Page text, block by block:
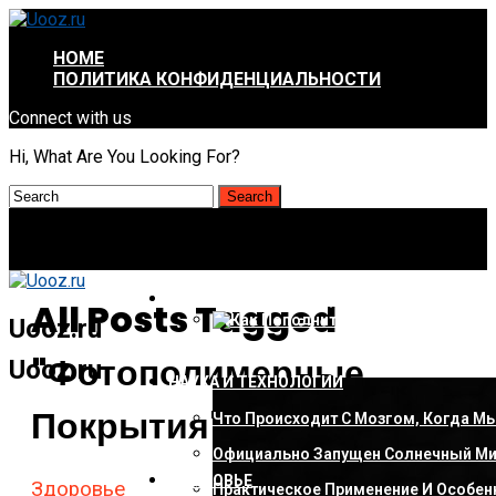
HOME
ПОЛИТИКА КОНФИДЕНЦИАЛЬНОСТИ
Connect with us
Hi, What Are You Looking For?
Uooz.ru
Uooz.ru
НАУКА И ТЕХНОЛОГИИ
Что Происходит С Мозгом, Когда
Официально Запущен Солнечный
Практическое Применение И
ЗДОРОВЬЕ
All Posts Tagged
"фотополимерные
Покрытия"
Здоровье